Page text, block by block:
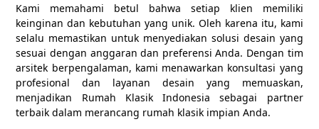
Kami memahami betul bahwa setiap klien memiliki
keinginan dan kebutuhan yang unik. Oleh karena itu, kami
selalu memastikan untuk menyediakan solusi desain yang
sesuai dengan anggaran dan preferensi Anda. Dengan tim
arsitek berpengalaman, kami menawarkan konsultasi yang
profesional dan layanan desain yang memuaskan,
menjadikan Rumah Klasik Indonesia sebagai partner
terbaik dalam merancang rumah klasik impian Anda.